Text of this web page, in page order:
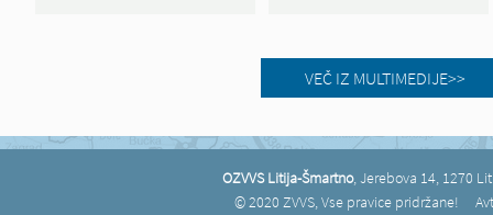
VEČ IZ MULTIMEDIJE>>
OZVVS Litija-Šmartno, Jerebova 14, 1270
© 2020 ZVVS, Vse pravice pridržane!